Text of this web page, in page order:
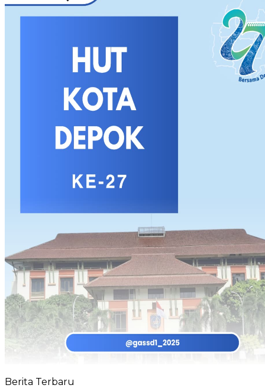
Berita Terbaru